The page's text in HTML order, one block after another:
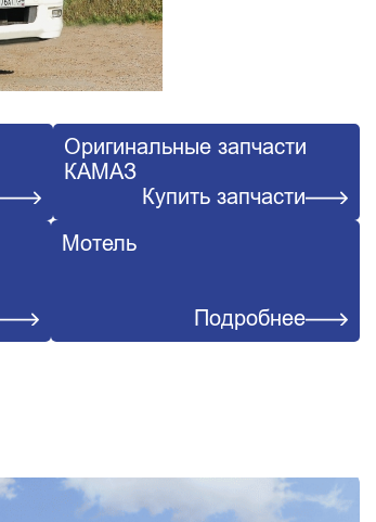
Оригинальные запчасти
КАМАЗ
Купить запчасти
Мотель
Подробнее